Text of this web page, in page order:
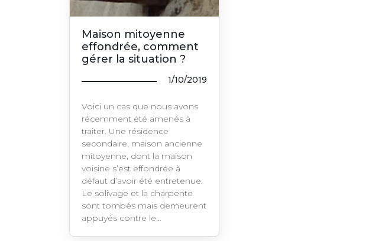
Maison mitoyenne
effondrée, comment
gérer la situation ?
1/10/2019
Voici un cas que nous avons
récemment été amenés à
traiter. Une résidence
secondaire, maison ancienne
mitoyenne, dont la maison
voisine s’est effondrée à
défaut d’avoir été entretenue.
Le solivage et la charpente
sont tombés mais demeurent
appuyés contre le…